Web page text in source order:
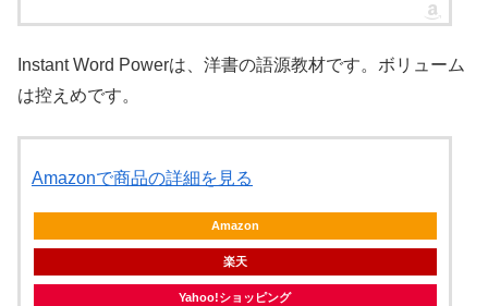
Instant Word Powerは、洋書の語源教材です。ボリューム
は控えめです。
Amazonで商品の詳細を見る
Amazon
楽天
Yahoo!ショッピング